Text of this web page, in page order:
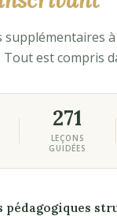
supplémentaires
est compris
271
LEÇONS
GUIDÉES
pédagogiques